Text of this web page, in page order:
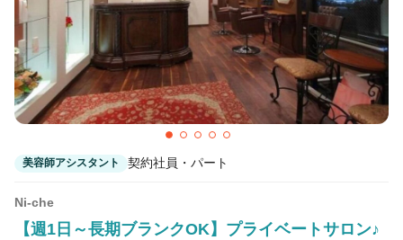
美容師アシスタント 契約社員・パート
Ni-che
【週1日～長期ブランクOK】プライベートサロン♪